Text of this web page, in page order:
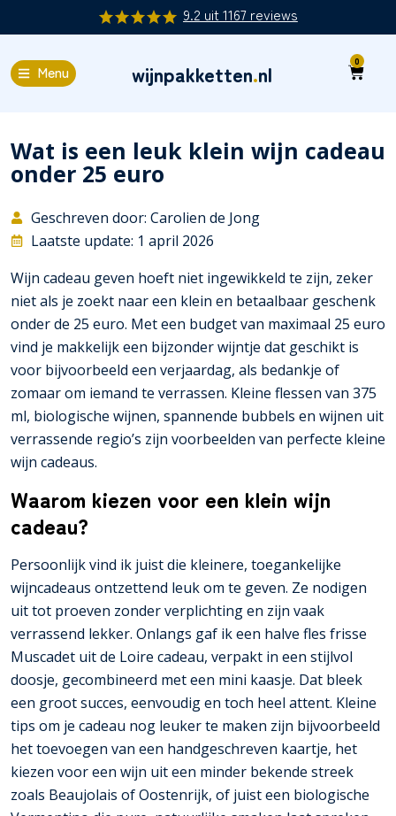
9.2 uit1167reviews
Menu wijnpakketten.nl 0
Wat is een leuk klein wijn cadeau
onder 25 euro
Geschreven door: Carolien de Jong
Laatste update: 1 april 2026
Wijn cadeau geven hoeft niet ingewikkeld te zijn, zeker
niet als je zoekt naar een klein en betaalbaar geschenk
onder de 25 euro. Met een budget van maximaal 25 euro
vind je makkelijk een bijzonder wijntje dat geschikt is
voor bijvoorbeeld een verjaardag, als bedankje of
zomaar om iemand te verrassen. Kleine flessen van 375
ml, biologische wijnen, spannende bubbels en wijnen uit
verrassende regio’s zijn voorbeelden van perfecte kleine
wijn cadeaus.
Waarom kiezen voor een klein wijn
cadeau?
Persoonlijk vind ik juist die kleinere, toegankelijke
wijncadeaus ontzettend leuk om te geven. Ze nodigen
uit tot proeven zonder verplichting en zijn vaak
verrassend lekker. Onlangs gaf ik een halve fles frisse
Muscadet uit de Loire cadeau, verpakt in een stijlvol
doosje, gecombineerd met een mini kaasje. Dat bleek
een groot succes, eenvoudig en toch heel attent. Kleine
tips om je cadeau nog leuker te maken zijn bijvoorbeeld
het toevoegen van een handgeschreven kaartje, het
kiezen voor een wijn uit een minder bekende streek
zoals Beaujolais of Oostenrijk, of juist een biologische